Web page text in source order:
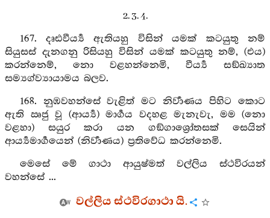
2. 3. 4.
167. දෘඪවීර්‍ය්‍ය ඇතියහු විසින් යමක් කටයුතු නම්
සියුසස් දැනගනු රිසියහු විසින් යමක් කටයුතු නම්, (එය)
කරන්නෙම්, නො වළහන්නෙමි, වීර්‍ය්‍ය සඞ්ඛ්‍යාත
සම්‍යග්ව්‍යායාමය බලව.
168. නුඹවහන්සේ වැළිත් මට නිර්‍වාණය පිහිට කොට
ඇති ඍජු වූ (ආර්‍ය්‍ය) මාර්‍ගය වදහළ මැනැවැ, මම (නො
වළහා) සයුර කරා යන ගඞ්ගාශ්‍රෝතසක් සෙයින්
ආර්‍ය්‍යමාර්‍ගයෙන් (නිර්‍වාණය) ප්‍රතිවේධ කරන්නෙමි.
මෙසේ මේ ගාථා ආයුෂ්මත් වල්ලිය ස්ථවිරයන්
වහන්සේ ...
වල්ලිය ස්ථවිරගාථා යි.